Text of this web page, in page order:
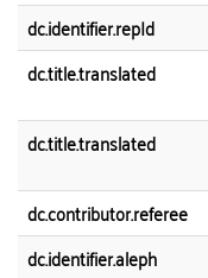
dc.identifier.repId
dc.title.translated
dc.title.translated
dc.contributor.referee
dc.identifier.aleph